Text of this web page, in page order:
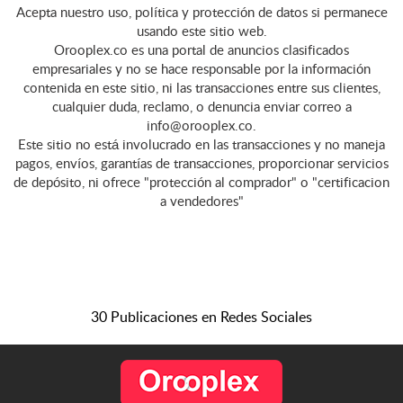
muebles de Bares en
Madera Reparación de C...
Acepta nuestro uso, política y protección de datos si permanece
usando este sitio web.
Orooplex.co es una portal de anuncios clasificados
empresariales y no se hace responsable por la información
contenida en este sitio, ni las transacciones entre sus clientes,
cualquier duda, reclamo, o denuncia enviar correo a
info@orooplex.co.
Este sitio no está involucrado en las transacciones y no maneja
pagos, envíos, garantías de transacciones, proporcionar servicios
de depósito, ni ofrece "protección al comprador" o "certificacion
a vendedores"
30 Publicaciones en Redes Sociales